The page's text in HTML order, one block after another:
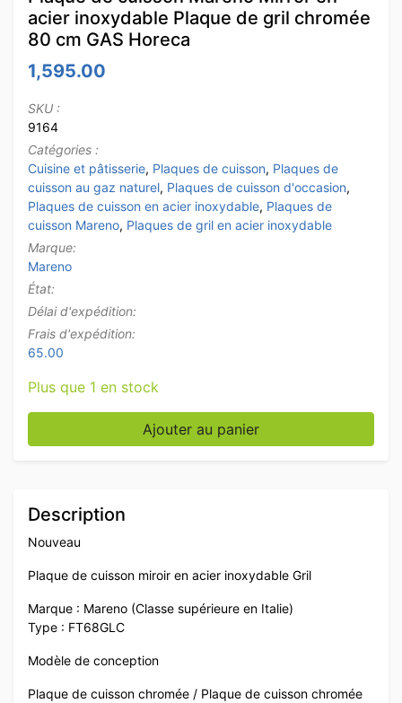
acier inoxydable Plaque de gril chromée
80 cm GAS Horeca
1,595.00
SKU :
9164
Catégories :
Cuisine et pâtisserie, Plaques de cuisson, Plaques de
cuisson au gaz naturel, Plaques de cuisson d'occasion,
Plaques de cuisson en acier inoxydable, Plaques de
cuisson Mareno, Plaques de gril en acier inoxydable
Marque:
Mareno
État:
Délai d'expédition:
Frais d'expédition:
65.00
Plus que 1 en stock
quantité de Plaque de cuisson Mareno Mirror en
Ajouter au panier
Description
Nouveau
Plaque de cuisson miroir en acier inoxydable Gril
Marque : Mareno (Classe supérieure en Italie)
Type : FT68GLC
Modèle de conception
Plaque de cuisson chromée / Plaque de cuisson chromée